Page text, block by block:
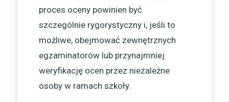
proces oceny powinien być
szczególnie rygorystyczny i, jeśli to
możliwe, obejmować zewnętrznych
egzaminatorów lub przynajmniej
weryfikację ocen przez niezależne
osoby w ramach szkoły.